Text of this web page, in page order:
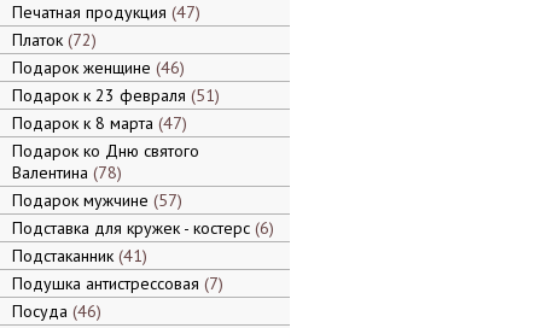
Печатная продукция 47
Платок 72
Подарок женщине 46
Подарок к 23 февраля 51
Подарок к 8 марта 47
Подарок ко Дню святого
Валентина 78
Подарок мужчине 57
Подставка для кружек - костерс 6
Подстаканник 41
Подушка антистрессовая 7
Посуда 46